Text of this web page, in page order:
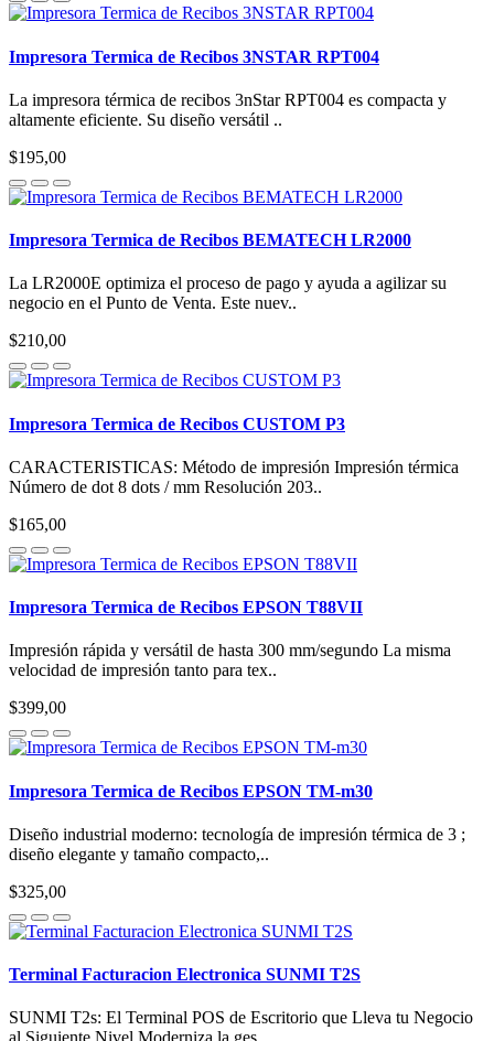
Impresora Termica de Recibos 3NSTAR RPT004
La impresora térmica de recibos 3nStar RPT004 es compacta y
altamente eficiente. Su diseño versátil ..
$195,00
Impresora Termica de Recibos BEMATECH LR2000
La LR2000E optimiza el proceso de pago y ayuda a agilizar su
negocio en el Punto de Venta. Este nuev..
$210,00
Impresora Termica de Recibos CUSTOM P3
CARACTERISTICAS: Método de impresión Impresión térmica
Número de dot 8 dots / mm Resolución 203..
$165,00
Impresora Termica de Recibos EPSON T88VII
Impresión rápida y versátil de hasta 300 mm/segundo La misma
velocidad de impresión tanto para tex..
$399,00
Impresora Termica de Recibos EPSON TM-m30
Diseño industrial moderno: tecnología de impresión térmica de 3 ;
diseño elegante y tamaño compacto,..
$325,00
Terminal Facturacion Electronica SUNMI T2S
SUNMI T2s: El Terminal POS de Escritorio que Lleva tu Negocio